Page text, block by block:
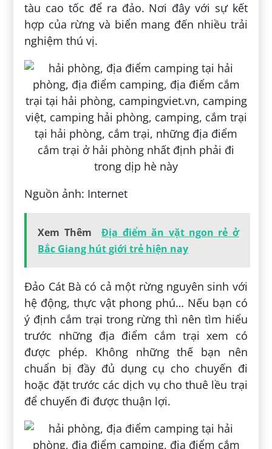
tàu cao tốc để ra đảo. Nơi đây với sự kết
hợp của rừng và biển mang đến nhiều trải
nghiệm thú vị.
Nguồn ảnh: Internet
Xem Thêm
Địa điểm ăn vặt ngon rẻ ở
Bắc Giang hút giới trẻ hiện nay
Đảo Cát Bà có cả một rừng nguyên sinh với
hệ động, thực vật phong phú… Nếu bạn có
ý định cắm trại trong rừng thì nên tìm hiểu
trước những địa điểm cắm trại xem có
được phép. Không những thế bạn nên
chuẩn bị đầy đủ dụng cụ cho chuyến đi
hoặc đặt trước các dịch vụ cho thuê lều trại
để chuyến đi được thuận lợi.